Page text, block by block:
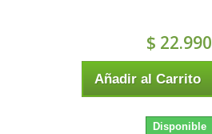
$ 22.990
Añadir al Carrito
Disponible